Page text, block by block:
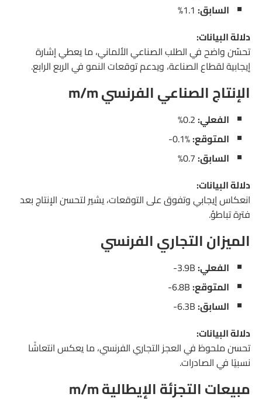
السابق:
دلالة البيانات:
تحسّن واضح في الطلب الصناعي الألماني، ما يعطي إشارة
إيجابية لقطاع الصناعة، ويدعم توقعات النمو في الربع الرابع.
الإنتاج الصناعي الفرنسي m/m
الفعلي:
المتوقع:
السابق:
دلالة البيانات:
انعكاس إيجابي وتفوق على التوقعات، يشير لتحسن الإنتاج بعد
فترة تباطؤ.
الميزان التجاري الفرنسي
الفعلي:
المتوقع:
السابق:
دلالة البيانات:
تحسن ملحوظ في العجز التجاري الفرنسي، ما يعكس انتعاشًا
نسبيًا في الصادرات.
مبيعات التجزئة الإيطالية m/m